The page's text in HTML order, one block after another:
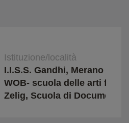
Istituzione/località
I.I.S.S. Gandhi, Merano
WOB- scuola delle arti
Zelig, Scuola di